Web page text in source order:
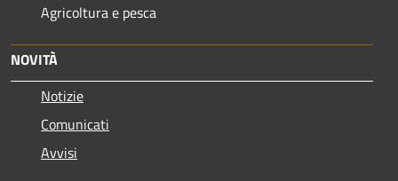
Agricoltura e pesca
NOVITÀ
Notizie
Comunicati
Avvisi